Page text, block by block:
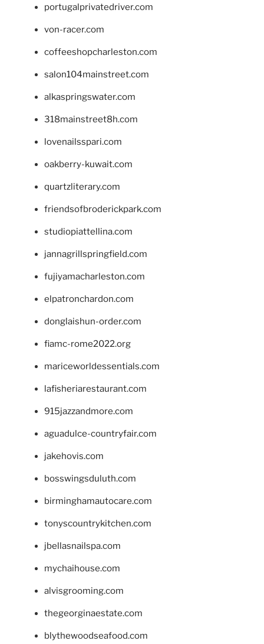
portugalprivatedriver.com
von-racer.com
coffeeshopcharleston.com
salon104mainstreet.com
alkaspringswater.com
318mainstreet8h.com
lovenailsspari.com
oakberry-kuwait.com
quartzliterary.com
friendsofbroderickpark.com
studiopiattellina.com
jannagrillspringfield.com
fujiyamacharleston.com
elpatronchardon.com
donglaishun-order.com
fiamc-rome2022.org
mariceworldessentials.com
lafisheriarestaurant.com
915jazzandmore.com
aguadulce-countryfair.com
jakehovis.com
bosswingsduluth.com
birminghamautocare.com
tonyscountrykitchen.com
jbellasnailspa.com
mychaihouse.com
alvisgrooming.com
thegeorginaestate.com
blythewoodseafood.com